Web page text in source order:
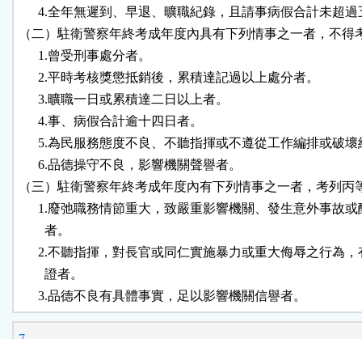
4.全年無遲到、早退、曠職紀錄，且請事病假合計未超
（二）駐衛警察年終考成年度內具有下列情事之一者，不得
      1.曾受刑事處分者。
      2.平時考核獎懲抵銷後，累積達記過以上處分者。
      3.曠職一日或累積達二日以上者。
      4.事、病假合計逾十四日者。
5.為民服務態度不良、不聽指揮或不遵從工作編排或破
      6.品德操守不良，影響機關聲譽者。
（三）駐衛警察年終考成年度內有下列情事之一者，考列丙
1.廢弛職務情節重大，致嚴重影響機關、發生意外事故
        者。
2.不聽指揮，對長官或同仁實施暴力或重大侮辱之行為
        證者。
      3.品德不良有具體事實，足以影響機關信譽者。